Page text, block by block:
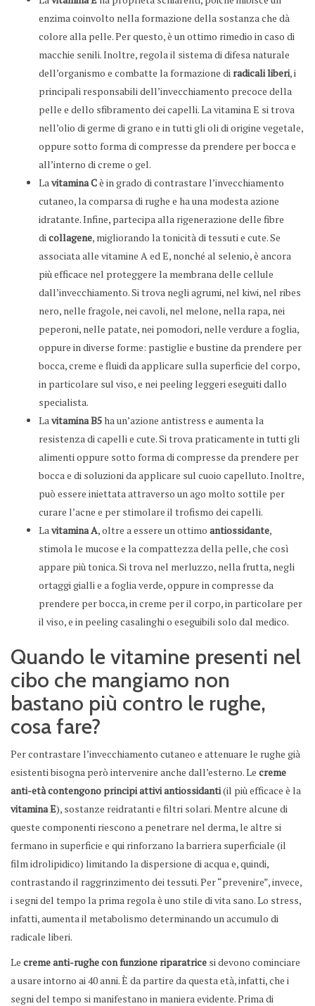
enzima coinvolto nella formazione della sostanza che dà
colore alla pelle. Per questo, è un ottimo rimedio in caso di
macchie senili. Inoltre, regola il sistema di difesa naturale
dell’organismo e combatte la formazione diradicali liberi, i
principali responsabili dell’invecchiamento precoce della
pelle e dello sfibramento dei capelli. La vitamina E si trova
nell’olio di germe di grano e in tutti gli oli di origine vegetale,
oppure sotto forma di compresse da prendere per bocca e
all’interno di creme o gel.
Lavitamina Cè in grado di contrastare l’invecchiamento
cutaneo, la comparsa di rughe e ha una modesta azione
idratante. Infine, partecipa alla rigenerazione delle fibre
dicollagene, migliorando la tonicità di tessuti e cute. Se
associata alle vitamine A ed E, nonché al selenio, è ancora
più efficace nel proteggere la membrana delle cellule
dall’invecchiamento. Si trova negli agrumi, nel kiwi, nel ribes
nero, nelle fragole, nei cavoli, nel melone, nella rapa, nei
peperoni, nelle patate, nei pomodori, nelle verdure a foglia,
oppure in diverse forme: pastiglie e bustine da prendere per
bocca, creme e fluidi da applicare sulla superficie del corpo,
in particolare sul viso, e nei peeling leggeri eseguiti dallo
specialista.
Lavitamina B5ha un’azione antistress e aumenta la
resistenza di capelli e cute. Si trova praticamente in tutti gli
alimenti oppure sotto forma di compresse da prendere per
bocca e di soluzioni da applicare sul cuoio capelluto. Inoltre,
può essere iniettata attraverso un ago molto sottile per
curare l’acne e per stimolare il trofismo dei capelli.
Lavitamina A, oltre a essere un ottimo antiossidante,
stimola le mucose e la compattezza della pelle, che così
appare più tonica. Si trova nel merluzzo, nella frutta, negli
ortaggi gialli e a foglia verde, oppure in compresse da
prendere per bocca, in creme per il corpo, in particolare per
il viso, e in peeling casalinghi o eseguibili solo dal medico.
Quando le vitamine presenti nel
cibo che mangiamo non
bastano più contro le rughe,
cosa fare?
Per contrastare l’invecchiamento cutaneo e attenuare le rughe già
esistenti bisogna però intervenire anche dall’esterno. Le creme
anti-età contengono principi attivi antiossidanti(il più efficace è la
vitamina E), sostanze reidratanti e filtri solari. Mentre alcune di
queste componenti riescono a penetrare nel derma, le altre si
fermano in superficie e qui rinforzano la barriera superficiale (il
film idrolipidico) limitando la dispersione di acqua e, quindi,
contrastando il raggrinzimento dei tessuti. Per “prevenire”, invece,
i segni del tempo la prima regola è uno stile di vita sano. Lo stress,
infatti, aumenta il metabolismo determinando un accumulo di
radicale liberi.
Le creme anti-rughe con funzione riparatrice si devono cominciare
a usare intorno ai 40 anni. È da partire da questa età, infatti, che i
segni del tempo si manifestano in maniera evidente. Prima di